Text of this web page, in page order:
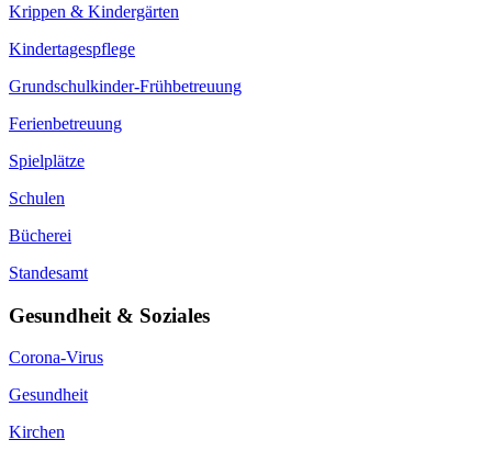
Krippen & Kindergärten
Kindertagespflege
Grundschulkinder-Frühbetreuung
Ferienbetreuung
Spielplätze
Schulen
Bücherei
Standesamt
Gesundheit & Soziales
Corona-Virus
Gesundheit
Kirchen